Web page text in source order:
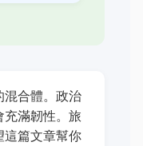
混合體。政治
滿韌性。旅
這篇文章幫你